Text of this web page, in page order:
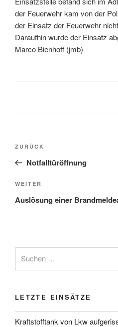
der Feuerwehr kam von der
der Einsatz der Feuerwehr
Daraufhin wurde der Einsatz
Marco
ZURÜCK
Notfalltüröffnung
WEITER
Auslösung einer
LETZTE EINSÄTZE
Kraftstofftank von Lkw